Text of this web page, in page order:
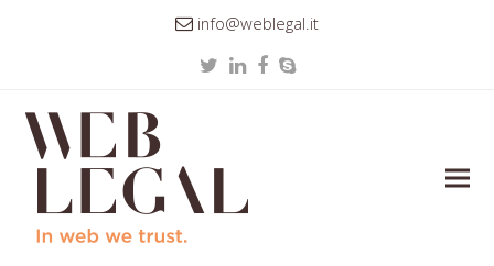
info@weblegal.it
TwitterLinkedIn
Facebook
Skype